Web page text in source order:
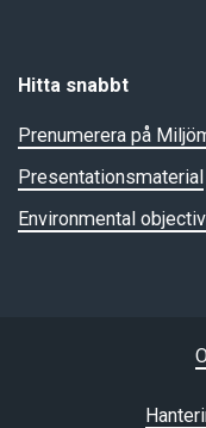
Hitta snabbt
Prenumerera på
Presentationsmaterial
Environmental